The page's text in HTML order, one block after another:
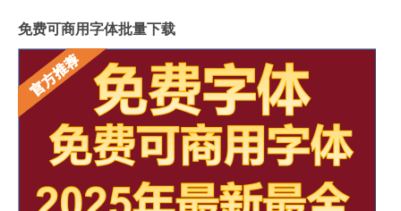
免费可商用字体批量下载